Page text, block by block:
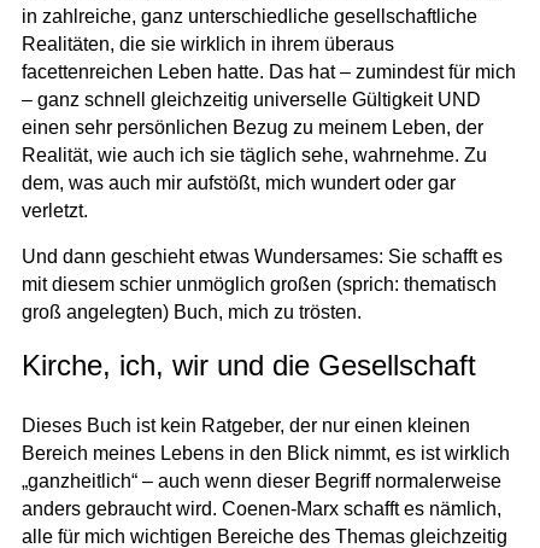
in zahlreiche, ganz unterschiedliche gesellschaftliche
Realitäten, die sie wirklich in ihrem überaus
facettenreichen Leben hatte. Das hat – zumindest für mich
– ganz schnell gleichzeitig universelle Gültigkeit UND
einen sehr persönlichen Bezug zu meinem Leben, der
Realität, wie auch ich sie täglich sehe, wahrnehme. Zu
dem, was auch mir aufstößt, mich wundert oder gar
verletzt.
Und dann geschieht etwas Wundersames: Sie schafft es
mit diesem schier unmöglich großen (sprich: thematisch
groß angelegten) Buch, mich zu trösten.
Kirche, ich, wir und die Gesellschaft
Dieses Buch ist kein Ratgeber, der nur einen kleinen
Bereich meines Lebens in den Blick nimmt, es ist wirklich
„ganzheitlich“ – auch wenn dieser Begriff normalerweise
anders gebraucht wird. Coenen-Marx schafft es nämlich,
alle für mich wichtigen Bereiche des Themas gleichzeitig